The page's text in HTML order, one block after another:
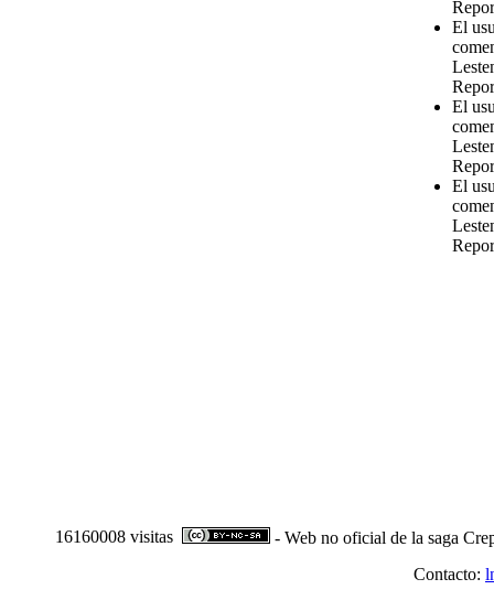
El
El
El
16160008 visitas
- Web no oficial de la saga
Contacto: